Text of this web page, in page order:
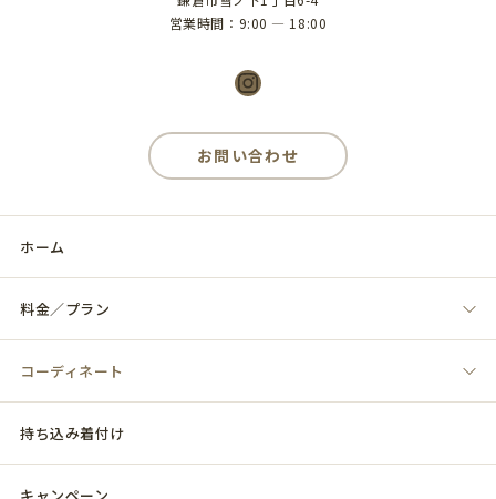
営業時間：9:00 ― 18:00
Instagram
お問い合わせ
ホーム
料金／プラン
コーディネート
持ち込み着付け